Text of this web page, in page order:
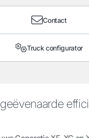
Contact
Truck configurator